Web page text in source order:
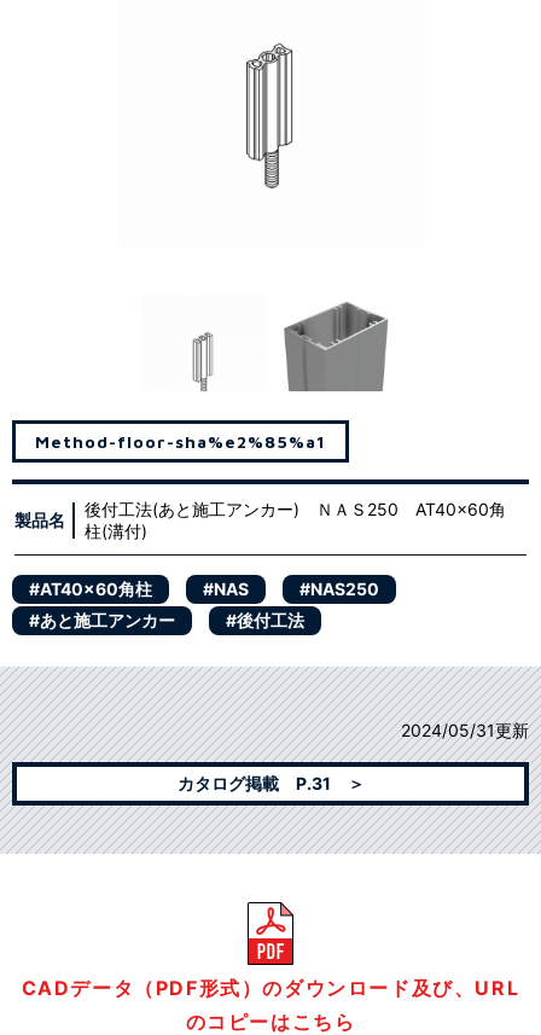
Method-floor-sha%e2%85%a1
製品名
後付工法(あと施工アンカー) ＮＡＳ250 AT40x60角
柱(溝付)
#AT40x60角柱 #NAS
#NAS250
#あと施工アンカー
#後付工法
2024/05/31更新
カタログ掲載 P.31 ＞
CADデータ（PDF形式）のダウンロード及び、URL
のコピーはこちら